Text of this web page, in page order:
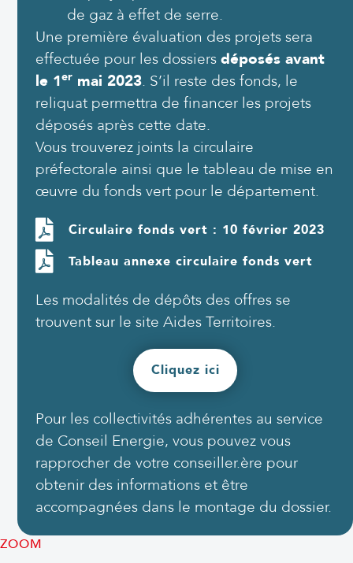
ZOOM
de gaz à effet de serre.
Une première évaluation des projets sera
effectuée pour les dossiersdéposés avant
le 1ermai 2023. S’il reste des fonds, le
reliquat permettra de financer les projets
déposés après cette date.
Vous trouverez joints la circulaire
préfectorale ainsi que le tableau de mise en
œuvre du fonds vert pour le département.
Circulaire fonds vert : 10 février 2023
Tableau annexe circulaire fonds vert
Les modalités de dépôts des offres se
trouvent sur le site Aides Territoires.
Cliquez ici
Pour les collectivités adhérentes au service
de Conseil Energie, vous pouvez vous
rapprocher de votre conseiller.ère pour
obtenir des informations et être
accompagnées dans le montage du dossier.